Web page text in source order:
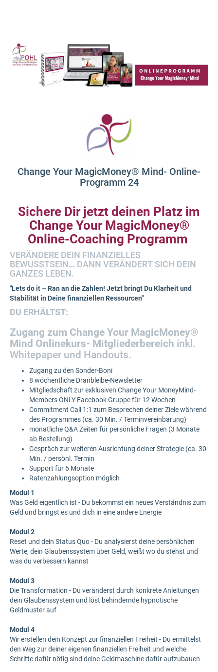
Change Your MagicMoney® Mind- Online-
Programm 24
Sichere Dir jetzt deinen Platz im
Change Your MagicMoney®
Online-Coaching Programm
VERÄNDERE DEIN FINANZIELLES
BEWUSSTSEIN … DANN VERÄNDERT SICH DEIN
GANZES LEBEN.
"Lets do it – Ran an die Zahlen! Jetzt bringt Du Klarheit und
Stabilität in Deine finanziellen Ressourcen"
DU ERHÄLTST:
Zugang zum Change Your MagicMoney®
Mind Onlinekurs- Mitgliederbereich inkl.
Whitepaper und Handouts.
Zugang zu den Sonder-Boni
8 wöchentliche Dranbleibe-Newsletter
Mitgliedschaft zur exklusiven Change Your MoneyMind-
Members ONLY Facebook Gruppe für 12 Wochen
Commitment Call 1:1 zum Besprechen deiner Ziele während
des Programmes (ca. 30 Min. / Terminvereinbarung)
monatliche Q&A Zeiten für persönliche Fragen (3 Monate
ab Bestellung)
Gespräch zur weiteren Ausrichtung deiner Strategie (ca. 30
Min. / persönl. Termin
Support für 6 Monate
Ratenzahlungsoption möglich
Modul 1
Was Geld eigentlich ist - Du bekommst ein neues Verständnis zum
Geld und bringst es und dich in eine andere Energie
Modul 2
Reset und dein Status Quo - Du analysierst deine persönlichen
Werte, dein Glaubenssystem über Geld, weißt wo du stehst und
was du verbessern kannst
Modul 3
Die Transformation - Du veränderst durch konkrete Anleitungen
dein Glaubenssystem und löst behindernde hypnotische
Geldmuster auf
Modul 4
Wir erstellen dein Konzept zur finanziellen Freiheit - Du ermittelst
den Weg zur deiner eigenen finanziellen Freiheit und welche
Schritte dafür nötig sind deine Geldmaschine dafür aufzubauen